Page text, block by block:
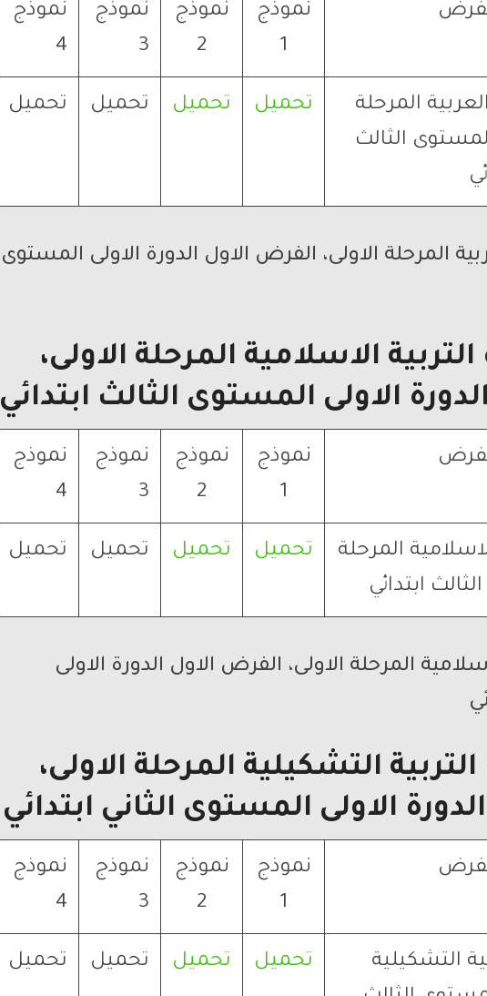
نموذج
1
نموذج
2
نموذج
3
نموذج
4
المرحلة
الثالث
تحميل تحميل تحميل تحميل
المرحلة الاولى، الفرض الاول الدورة الاولى المستوى
الاسلامية المرحلة الاولى،
الاولى المستوى الثالث ابتدائي
نموذج
1
نموذج
2
نموذج
3
نموذج
4
المرحلة
ابتدائي
تحميل تحميل تحميل تحميل
المرحلة الاولى، الفرض الاول الدورة الاولى
التشكيلية المرحلة الاولى،
الاولى المستوى الثاني ابتدائي
نموذج
1
نموذج
2
نموذج
3
نموذج
4
التشكيلية
تحميل تحميل تحميل تحميل